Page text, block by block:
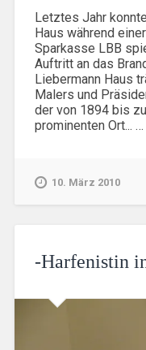
Letztes Jahr
Haus während
Sparkasse LBB
Auftritt an das
Liebermann Haus
Malers und
der von 1894 bis
prominenten Ort... …
10. März 2010
-Harfenistin